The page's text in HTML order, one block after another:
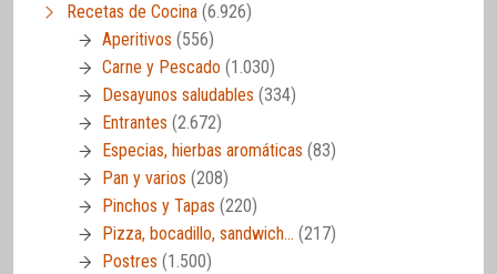
Recetas de Cocina (6.926)
Aperitivos (556)
Carne y Pescado (1.030)
Desayunos saludables (334)
Entrantes (2.672)
Especias, hierbas aromáticas (83)
Pan y varios (208)
Pinchos y Tapas (220)
Pizza, bocadillo, sandwich… (217)
Postres (1.500)